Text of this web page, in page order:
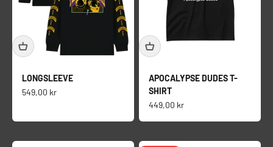
LONGSLEEVE
Salgspris
549,00 kr
APOCALYPSE DUDES T-
SHIRT
Salgspris
449,00 kr